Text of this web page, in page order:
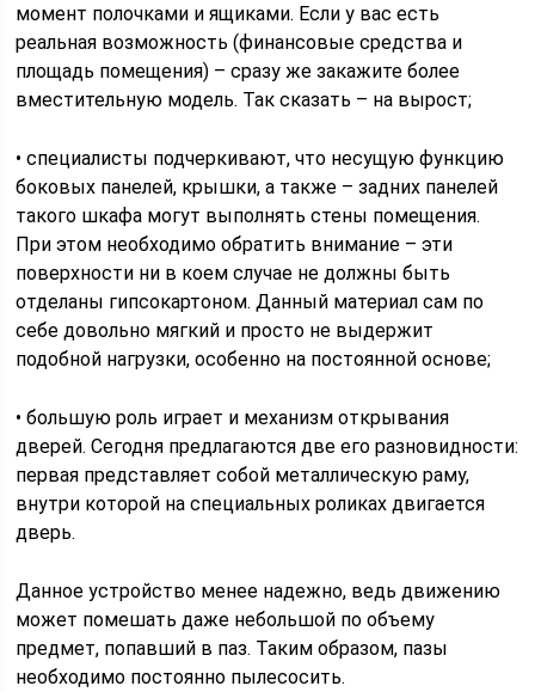
момент полочками и ящиками. Если у вас есть
реальная возможность (финансовые средства и
площадь помещения) – сразу же закажите более
вместительную модель. Так сказать – на вырост;
• специалисты подчеркивают, что несущую функцию
боковых панелей, крышки, а также – задних панелей
такого шкафа могут выполнять стены помещения.
При этом необходимо обратить внимание – эти
поверхности ни в коем случае не должны быть
отделаны гипсокартоном. Данный материал сам по
себе довольно мягкий и просто не выдержит
подобной нагрузки, особенно на постоянной основе;
• большую роль играет и механизм открывания
дверей. Сегодня предлагаются две его разновидности:
первая представляет собой металлическую раму,
внутри которой на специальных роликах двигается
дверь.
Данное устройство менее надежно, ведь движению
может помешать даже небольшой по объему
предмет, попавший в паз. Таким образом, пазы
необходимо постоянно пылесосить.